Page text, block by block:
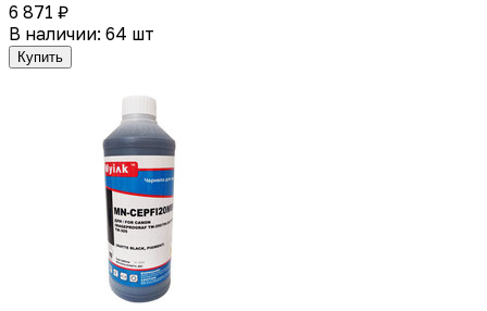
6 871 ₽
В наличии: 64 шт
Купить